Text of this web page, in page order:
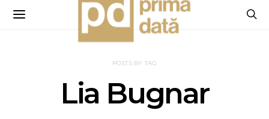
POSTS BY TAG
Lia Bugnar